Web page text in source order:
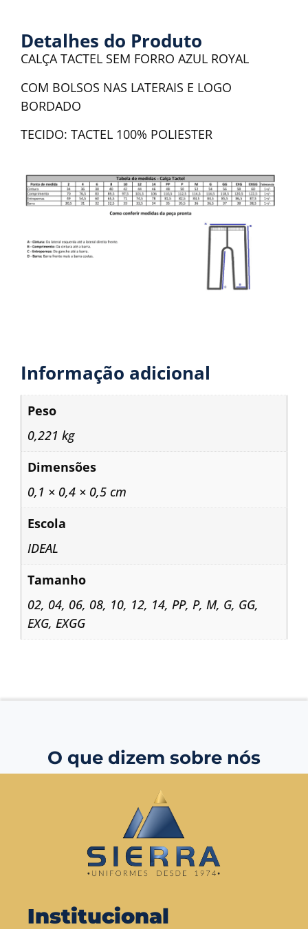
Detalhes do Produto
CALÇA TACTEL SEM FORRO AZUL ROYAL
COM BOLSOS NAS LATERAIS E LOGO
BORDADO
TECIDO: TACTEL 100% POLIESTER
Informação adicional
Peso
0,221 kg
Dimensões
0,1 × 0,4 × 0,5 cm
Escola
IDEAL
Tamanho
02, 04, 06, 08, 10, 12, 14, PP, P, M, G, GG,
EXG, EXGG
O que dizem sobre nós
Institucional